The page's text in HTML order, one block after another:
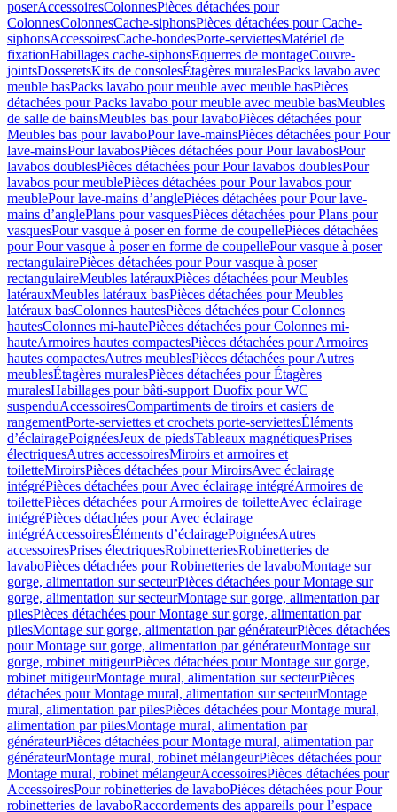
poserAccessoiresColonnesPièces détachées pour
ColonnesColonnesCache-siphonsPièces détachées pour Cache-
siphonsAccessoiresCache-bondesPorte-serviettesMatériel de
fixationHabillages cache-siphonsEquerres de montageCouvre-
jointsDosseretsKits de consolesÉtagères muralesPacks lavabo avec
meuble basPacks lavabo pour meuble avec meuble basPièces
détachées pour Packs lavabo pour meuble avec meuble basMeubles
de salle de bainsMeubles bas pour lavaboPièces détachées pour
Meubles bas pour lavaboPour lave-mainsPièces détachées pour Pour
lave-mainsPour lavabosPièces détachées pour Pour lavabosPour
lavabos doublesPièces détachées pour Pour lavabos doublesPour
lavabos pour meublePièces détachées pour Pour lavabos pour
meublePour lave-mains d’anglePièces détachées pour Pour lave-
mains d’anglePlans pour vasquesPièces détachées pour Plans pour
vasquesPour vasque à poser en forme de coupellePièces détachées
pour Pour vasque à poser en forme de coupellePour vasque à poser
rectangulairePièces détachées pour Pour vasque à poser
rectangulaireMeubles latérauxPièces détachées pour Meubles
latérauxMeubles latéraux basPièces détachées pour Meubles
latéraux basColonnes hautesPièces détachées pour Colonnes
hautesColonnes mi-hautePièces détachées pour Colonnes mi-
hauteArmoires hautes compactesPièces détachées pour Armoires
hautes compactesAutres meublesPièces détachées pour Autres
meublesÉtagères muralesPièces détachées pour Étagères
muralesHabillages pour bâti-support Duofix pour WC
suspenduAccessoiresCompartiments de tiroirs et casiers de
rangementPorte-serviettes et crochets porte-serviettesÉléments
d’éclairagePoignéesJeux de piedsTableaux magnétiquesPrises
électriquesAutres accessoiresMiroirs et armoires et
toiletteMiroirsPièces détachées pour MiroirsAvec éclairage
intégréPièces détachées pour Avec éclairage intégréArmoires de
toilettePièces détachées pour Armoires de toiletteAvec éclairage
intégréPièces détachées pour Avec éclairage
intégréAccessoiresÉléments d’éclairagePoignéesAutres
accessoiresPrises électriquesRobinetteriesRobinetteries de
lavaboPièces détachées pour Robinetteries de lavaboMontage sur
gorge, alimentation sur secteurPièces détachées pour Montage sur
gorge, alimentation sur secteurMontage sur gorge, alimentation par
pilesPièces détachées pour Montage sur gorge, alimentation par
pilesMontage sur gorge, alimentation par générateurPièces détachées
pour Montage sur gorge, alimentation par générateurMontage sur
gorge, robinet mitigeurPièces détachées pour Montage sur gorge,
robinet mitigeurMontage mural, alimentation sur secteurPièces
détachées pour Montage mural, alimentation sur secteurMontage
mural, alimentation par pilesPièces détachées pour Montage mural,
alimentation par pilesMontage mural, alimentation par
générateurPièces détachées pour Montage mural, alimentation par
générateurMontage mural, robinet mélangeurPièces détachées pour
Montage mural, robinet mélangeurAccessoiresPièces détachées pour
AccessoiresPour robinetteries de lavaboPièces détachées pour Pour
robinetteries de lavaboRaccordements des appareils pour l’espace